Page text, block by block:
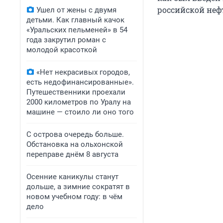
Ушел от жены с двумя
детьми. Как главный качок
«Уральских пельменей» в 54
года закрутил роман с
молодой красоткой
«Нет некрасивых городов,
есть недофинансированные».
Путешественники проехали
2000 километров по Уралу на
машине — стоило ли оно того
С острова очередь больше.
Обстановка на ольхонской
переправе днём 8 августа
Осенние каникулы станут
дольше, а зимние сократят в
новом учебном году: в чём
дело
российской